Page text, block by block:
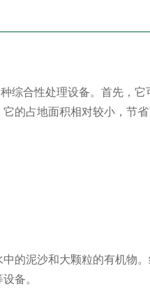
综合性处理设备。首先，
的占地面积相对较小，节
的泥沙和大颗粒的有机物
备。